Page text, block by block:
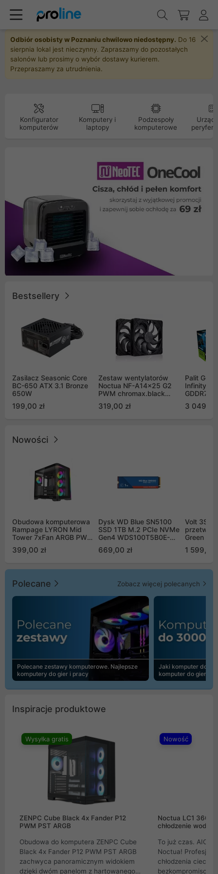
Odbiór osobisty w Poznaniu chwilowo niedostępny. Do 16
sierpnia lokal jest nieczynny. Zapraszamy do pozostałych
salonów lub prosimy o wybór dostawy kurierem.
Przepraszamy za utrudnienia.
Konfigurator
komputerów
Komputery i
laptopy
Podzespoły
komputerowe
Bestsellery
Zasilacz Seasonic Core
BC-650 ATX 3.1 Bronze
650W
199,00 zł
Zestaw wentylatorów
Noctua NF-A14x25 G2
PWM chromax.black
Push Pull (2szt)
319,00 zł
Palit
Infinity 3
GDDR7
GB2050S)
3 049,00
Nowości
Obudowa komputerowa
Rampage LYRON Mid
Tower 7xFan ARGB PWM
399,00 zł
Dysk WD Blue SN5100
SSD 1TB M.2 PCIe NVMe
Gen4 WDS100T5B0E-
669,00 zł
Volt
Green
1 599,00
Polecane Zobacz więcej polecanych
Polecane zestawy komputerowe. Najlepsze
komputery do gier i pracy
Jaki komputer do
komputer do gier |
Inspiracje produktowe
Wysyłka gratis
ZENPC Cube Black 4x Fander P12
PWM PST ARGB
Obudowa do komputera ZENPC Cube
Black 4x Fander P12 PWM PST ARGB
zachwyca panoramicznym widokiem
dzięki dwóm panelom z hartowanego
Nowość
Noctua LC1
chłodzenie wodne
To już czas. AIO
Noctua!
chłodzenia cieczą